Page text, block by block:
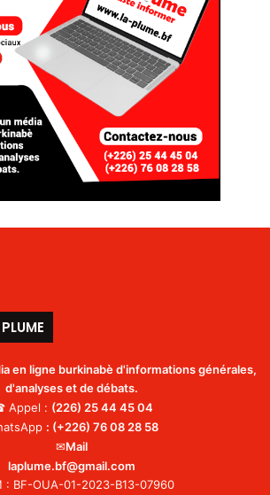
en ligne burkinabè d'informations générales,
d'analyses et de débats.
Appel : (226) 25 44 45 04
: (+226) 76 08 28 58
✉Mail
laplume.bf@gmail.com
: BF-OUA-01-2023-B13-07960